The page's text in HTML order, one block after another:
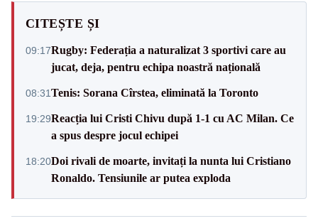
CITEȘTE ȘI
09:17Rugby: Federația a naturalizat 3 sportivi care au
jucat, deja, pentru echipa noastră națională
08:31Tenis: Sorana Cîrstea, eliminată la Toronto
19:29Reacția lui Cristi Chivu după 1-1 cu AC Milan. Ce
a spus despre jocul echipei
18:20Doi rivali de moarte, invitați la nunta lui Cristiano
Ronaldo. Tensiunile ar putea exploda